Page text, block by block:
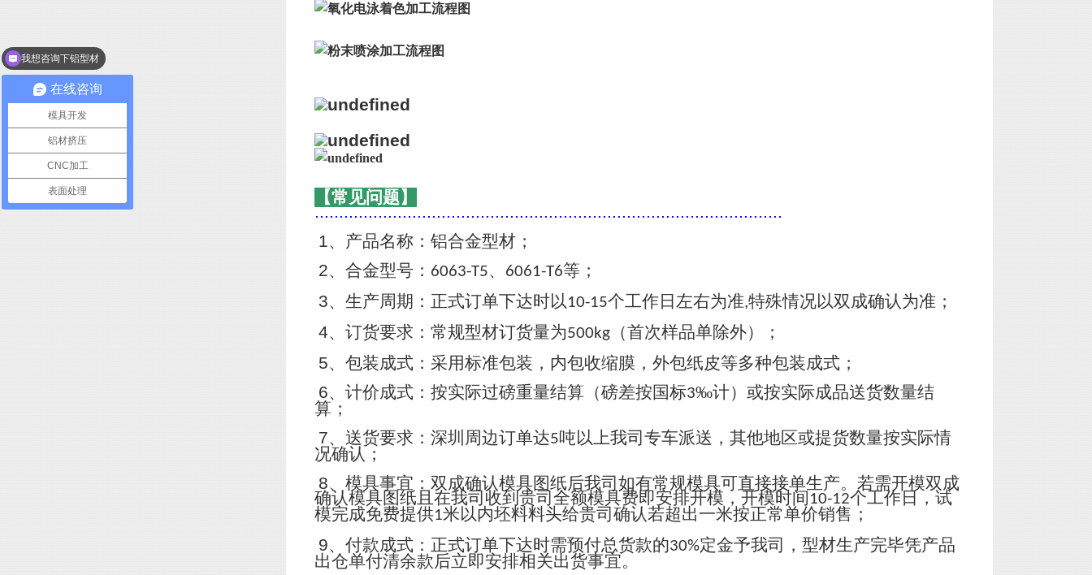
【常见问题】
................................................................................................
1、产品名称：铝合金型材；
2、合金型号： 6063-T5、 6061-T6等；
3、生产周期：正式订单下达时以10-15个工作日左右为准,特殊情况以双成确认为准；
4、订货要求：常规型材订货量为500kg（首次样品单除外）；
5、包装成式：采用标准包装，内包收缩膜，外包纸皮等多种包装成式；
6、计价成式：按实际过磅重量结算（磅差按国标3‰计）或按实际成品送货数量结
算；
7、送货要求：深圳周边订单达5吨以上我司专车派送，其他地区或提货数量按实际情
况确认；
8、模具事宜：双成确认模具图纸后我司如有常规模具可直接接单生产。若需开模双成
确认模具图纸且在我司收到贵司全额模具费即安排开模，开模时间10-12个工作日，试
模完成免费提供1米以内坯料料头给贵司确认若超出一米按正常单价销售；
9、付款成式：正式订单下达时需预付总货款的30%定金予我司，型材生产完毕凭产品
出仓单付清余款后立即安排相关出货事宜。
在线咨询
模具开发
铝材挤压
CNC加工
表面处理
我想咨询下铝型材